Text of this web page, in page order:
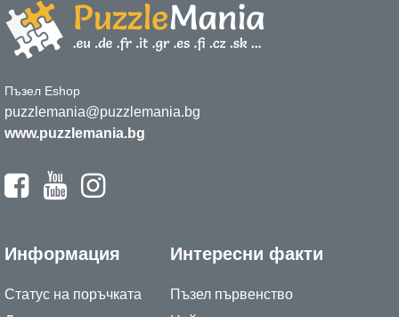
Пъзел Eshop
puzzlemania@puzzlemania.bg
www.puzzlemania.bg
Информация
Статус на поръчката
Интересни факти
Пъзел първенство